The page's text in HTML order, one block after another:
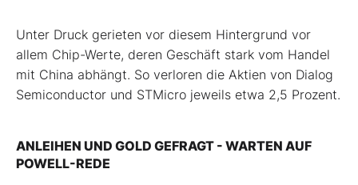
Unter Druck gerieten vor diesem Hintergrund vor
allem Chip-Werte, deren Geschäft stark vom Handel
mit China abhängt. So verloren die Aktien von Dialog
Semiconductor und STMicro jeweils etwa 2,5 Prozent.
ANLEIHEN UND GOLD GEFRAGT - WARTEN AUF
POWELL-REDE